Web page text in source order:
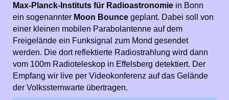
Max-Planck-Instituts für Radioastronomie in Bonn
ein sogenannter Moon Bounce geplant. Dabei soll von
einer kleinen mobilen Parabolantenne auf dem
Freigelände ein Funksignal zum Mond gesendet
werden. Die dort reflektierte Radiostrahlung wird dann
vom 100m Radioteleskop in Effelsberg detektiert. Der
Empfang wir live per Videokonferenz auf das Gelände
der Volkssternwarte übertragen.